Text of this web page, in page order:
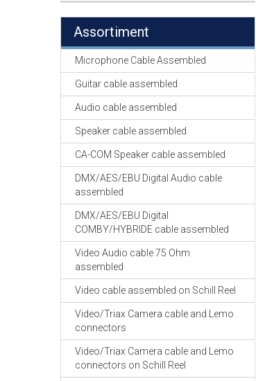
Assortiment
Microphone Cable Assembled
Guitar cable assembled
Audio cable assembled
Speaker cable assembled
CA-COM Speaker cable assembled
DMX/AES/EBU Digital Audio cable
assembled
DMX/AES/EBU Digital
COMBY/HYBRIDE cable assembled
Video Audio cable 75 Ohm
assembled
Video cable assembled on Schill Reel
Video/Triax Camera cable and Lemo
connectors
Video/Triax Camera cable and Lemo
connectors on Schill Reel